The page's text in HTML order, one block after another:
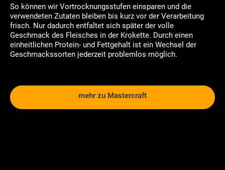
So können wir Vortrocknungsstufen einsparen und die
verwendeten Zutaten bleiben bis kurz vor der Verarbeitung
frisch. Nur dadurch entfaltet sich später der volle
Geschmack des Fleisches in der Krokette. Durch einen
einheitlichen Protein- und Fettgehalt ist ein Wechsel der
Geschmackssorten jederzeit problemlos möglich.
mehr zu Mastercraft